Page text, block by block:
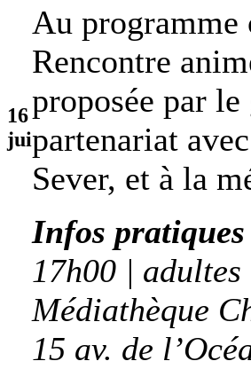
16
jui
Au programme
Rencontre
proposée par
partenariat
Sever, et à la
Infos pratiques
17h00 |
Médiathèque
15 av. de